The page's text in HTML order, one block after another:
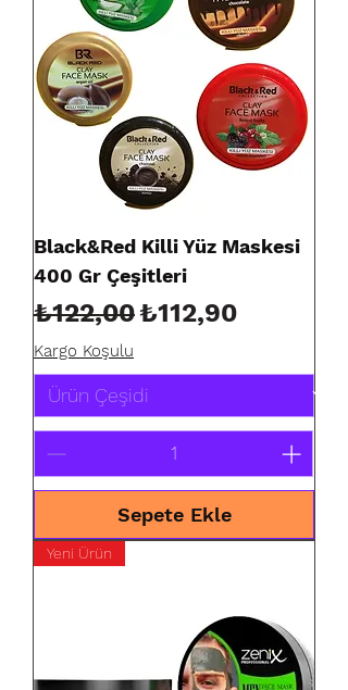
Black&Red Killi Yüz Maskesi
400 Gr Çeşitleri
Normal Fiyat
₺122,00İndirimli Fiyat
₺112,90
Kargo Koşulu
Sepete Ekle
Yeni Ürün